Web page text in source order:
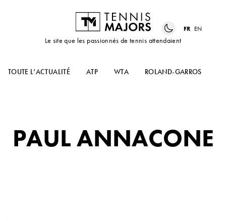
Le site que les passionnés de tennis attendaient
FR EN
TOUTE L’ACTUALITÉ ATP WTA ROLAND-GARROS
PAUL ANNACONE